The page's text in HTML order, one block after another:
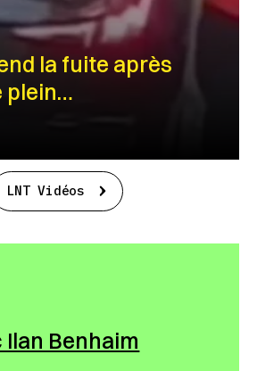
la fuite après
plein…
LNT Vidéos
Ilan Benhaim